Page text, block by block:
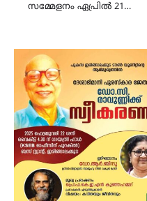
സമ്മേളനം ഏപ്രിൽ 21…